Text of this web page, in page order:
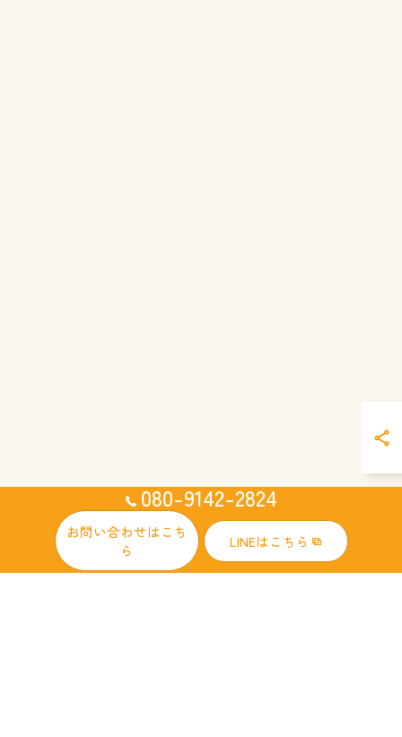
080-9142-2824
お問い合わせはこち
ら
LINEはこちら